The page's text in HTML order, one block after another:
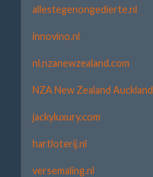
allestegenongedierte.nl
innovino.nl
nl.nzanewzealand.com
NZA New Zealand Auckland
jackyluxury.com
hartloterij.nl
versemaling.nl